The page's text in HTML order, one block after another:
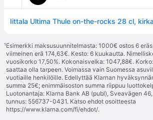
¹Esimerkki maksusuunnitelmasta: 1000€ ostos 6
viimeinen erä 174,63€. Kesto: 6 kuukautta.
vuosikorko 17,50%. Kokonaisvelka: 1047,88€.
saattaa olla tarpeen. Voimassa vain Suomessa
vuotiaille henkilöille. Edellyttää Klarnan
summa 25€; enimmäisoston summa riippuu
Luotonantaja: Klarna Bank AB (publ), Sveavägen
tunnus: 556737-0431. Katso ehdot osoitteesta
https://www.klarna.com/fi/ehdot/.